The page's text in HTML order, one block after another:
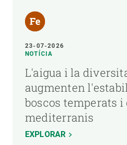
23-07-2026
NOTÍCIA
L'aigua i la
augmenten
boscos temperats i
mediterranis
EXPLORAR